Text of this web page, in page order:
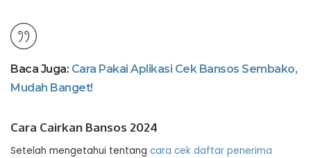
Baca Juga: Cara Pakai Aplikasi Cek Bansos Sembako,
Mudah Banget!
Cara Cairkan Bansos 2024
Setelah mengetahui tentang cara cek daftar penerima